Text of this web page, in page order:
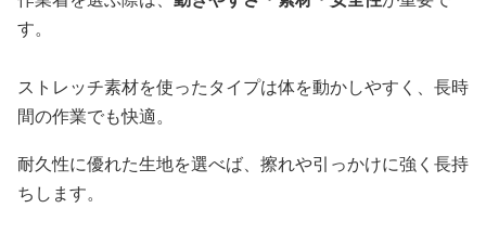
す。
ストレッチ素材を使ったタイプは体を動かしやすく、長時
間の作業でも快適。
耐久性に優れた生地を選べば、擦れや引っかけに強く長持
ちします。